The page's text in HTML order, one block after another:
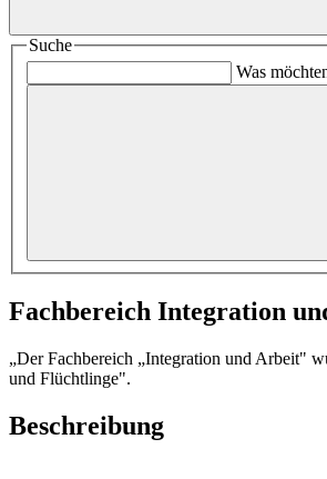
Suche
Was
Fachbereich Integration
„Der Fachbereich „Integration und Arbeit"
und Flüchtlinge".
Beschreibung